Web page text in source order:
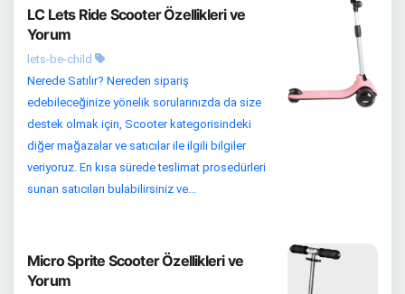
LC Lets Ride Scooter Özellikleri ve
Yorum
lets-be-child
Nerede Satılır? Nereden sipariş
edebileceğinize yönelik sorularınızda da size
destek olmak için, Scooter kategorisindeki
diğer mağazalar ve satıcılar ile ilgili bilgiler
veriyoruz. En kısa sürede teslimat prosedürleri
sunan satıcıları bulabilirsiniz ve...
Micro Sprite Scooter Özellikleri ve
Yorum